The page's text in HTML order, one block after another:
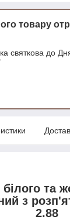
товару
святкова до
та
з
2.88